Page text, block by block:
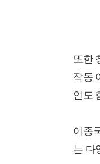
또한
작동
인도
이종
는 다